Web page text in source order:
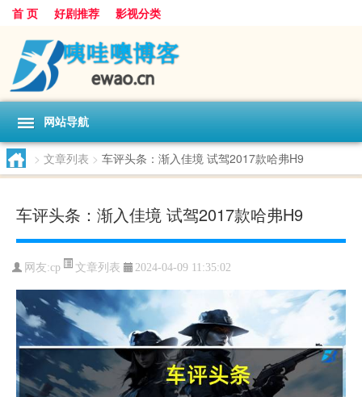
首 页 好剧推荐 影视分类
网站导航
> 文章列表 > 车评头条：渐入佳境 试驾2017款哈弗H9
车评头条：渐入佳境 试驾2017款哈弗H9
网友:cp 文章列表 2024-04-09 11:35:02